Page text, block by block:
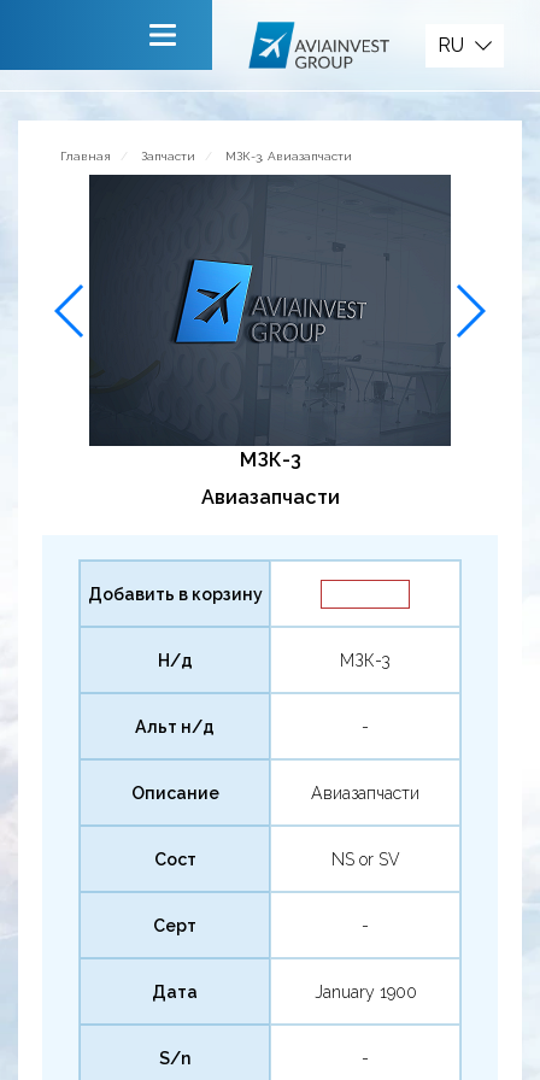
Сервисы
Обратная связь
RU
Главная Запчасти МЗК-3, Авиазапчасти
МЗК-3
Авиазапчасти
Добавить в корзину
Н/д МЗК-3
Альт н/д -
Описание Авиазапчасти
Сост NS or SV
Серт -
Дата January 1900
S/n -